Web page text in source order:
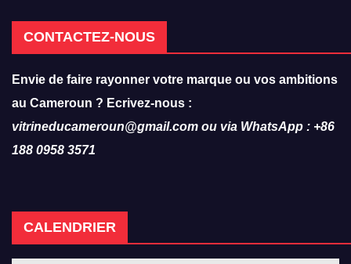
CONTACTEZ-NOUS
Envie de faire rayonner votre marque ou vos ambitions
au Cameroun ? Ecrivez-nous :
vitrineducameroun@gmail.com ou via WhatsApp : +86
188 0958 3571
CALENDRIER